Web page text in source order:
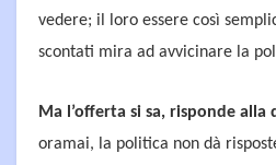
vedere; il loro essere così
scontati mira ad avvicinare la
Ma l’offerta si sa, risponde alla
oramai, la politica non dà